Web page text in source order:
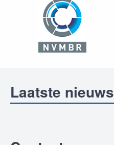
Laatste nieuws